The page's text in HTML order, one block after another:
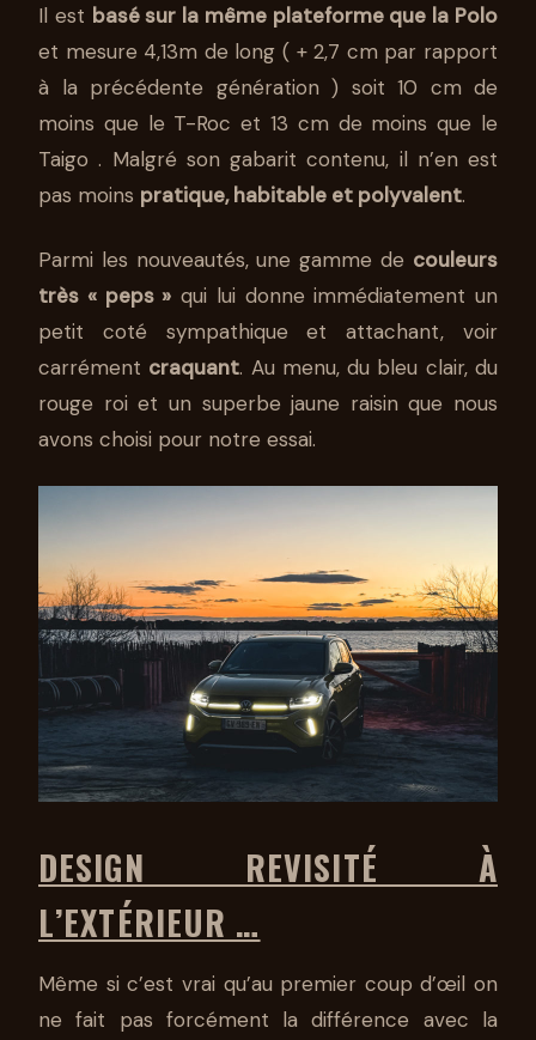
Il est basé sur la même plateforme que la Polo
et mesure 4,13m de long ( + 2,7 cm par rapport
à la précédente génération ) soit 10 cm de
moins que le T-Roc et 13 cm de moins que le
Taigo . Malgré son gabarit contenu, il n’en est
pas moins pratique, habitable et polyvalent.
Parmi les nouveautés, une gamme de couleurs
très « peps » qui lui donne immédiatement un
petit coté sympathique et attachant, voir
carrément craquant. Au menu, du bleu clair, du
rouge roi et un superbe jaune raisin que nous
avons choisi pour notre essai.
DESIGN REVISITÉ À
L’EXTÉRIEUR …
Même si c’est vrai qu’au premier coup d’œil on
ne fait pas forcément la différence avec la